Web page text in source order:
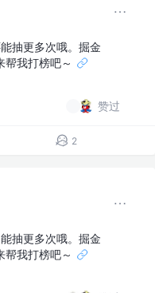
抽更多次哦。掘金
我打榜吧～
赞过
2
抽更多次哦。掘金
我打榜吧～